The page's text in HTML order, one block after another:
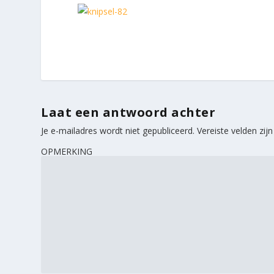
Laat een antwoord achter
Je e-mailadres wordt niet gepubliceerd. Vereiste velden
OPMERKING